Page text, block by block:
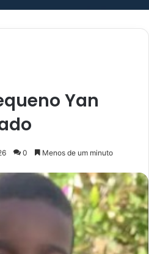
Yan
0 Menos de um minuto